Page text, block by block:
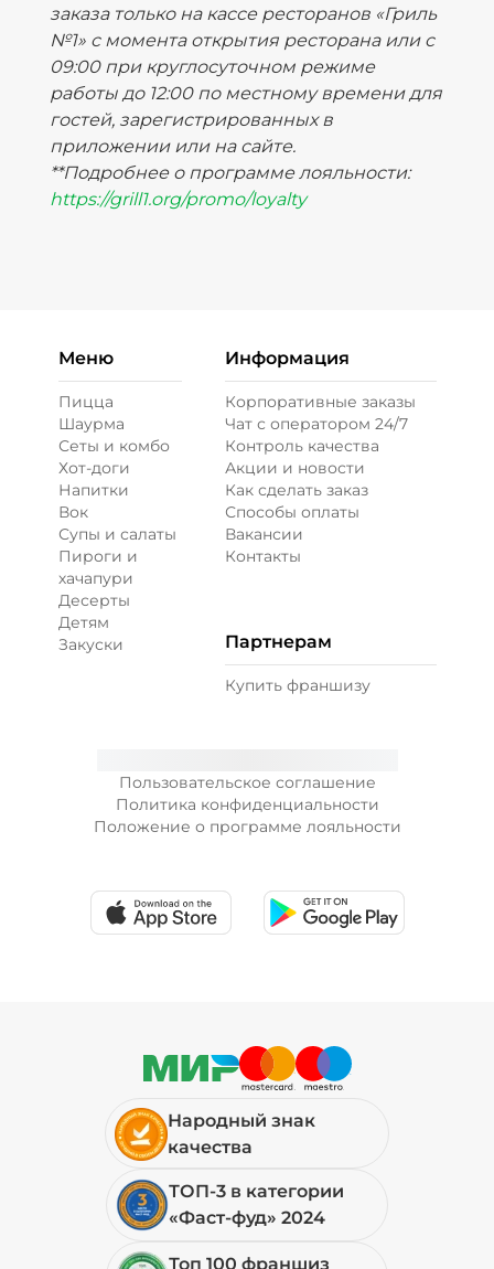
заказа только на кассе ресторанов «Гриль
№1» с момента открытия ресторана или с
09:00 при круглосуточном режиме
работы до 12:00 по местному времени для
гостей, зарегистрированных в
приложении или на сайте.
**Подробнее о программе лояльности:
https://grill1.org/promo/loyalty
Пользовательское соглашение
Политика конфиденциальности
Положение о программе лояльности
Меню
Пицца
Шаурма
Сеты и комбо
Хот-доги
Напитки
Вок
Супы и салаты
Пироги и
хачапури
Десерты
Детям
Закуски
Информация
Корпоративные заказы
Чат с оператором 24/7
Контроль качества
Акции и новости
Как сделать заказ
Способы оплаты
Вакансии
Контакты
Партнерам
Купить франшизу
Народный знак
качества
ТОП-3 в категории
«Фаст-фуд» 2024
Топ 100 франшиз